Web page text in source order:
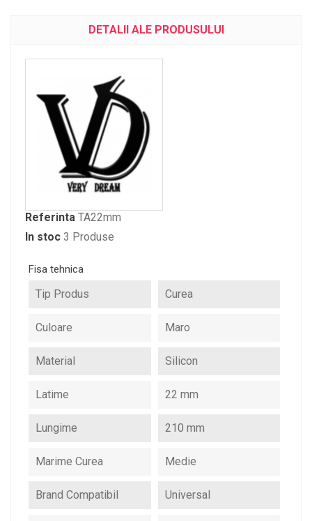
DETALII ALE PRODUSULUI
Referinta TA22mm
In stoc 3 Produse
Fisa tehnica
Tip Produs Curea
Culoare Maro
Material Silicon
Latime 22 mm
Lungime 210 mm
Marime Curea Medie
Brand Compatibil Universal